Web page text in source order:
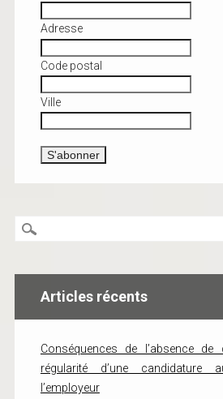
Adresse
Code postal
Ville
Articles récents
Conséquences de l’absence
régularité d’une candidature
l’employeur